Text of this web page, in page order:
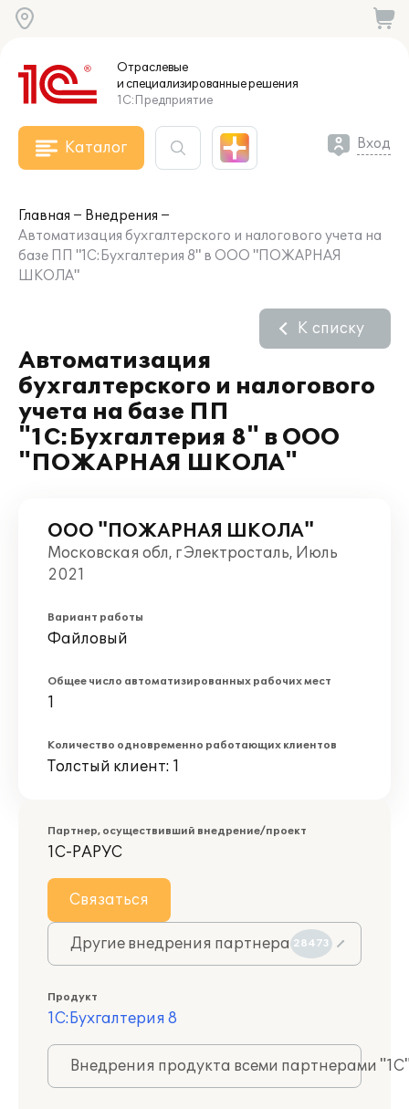
Отраслевые
и специализированныерешения
1С:Предприятие
Каталог Вход
Главная
Внедрения
Автоматизация бухгалтерского и налогового учета на
базе ПП "1С:Бухгалтерия 8" в ООО "ПОЖАРНАЯ
ШКОЛА"
Автоматизация
бухгалтерского и налогового
учета на базе ПП
"1С:Бухгалтерия 8" в ООО
"ПОЖАРНАЯ ШКОЛА"
К списку
ООО "ПОЖАРНАЯ ШКОЛА"
Московская обл, г Электросталь, Июль
2021
Вариант работы
Файловый
Общее число автоматизированных рабочих мест
1
Количество одновременно работающих клиентов
Толстый клиент: 1
Партнер, осуществивший внедрение/проект
1С-РАРУС
Связаться
Другие внедрения партнера 28473
Продукт
1С:Бухгалтерия 8
Внедрения продукта всеми партнерами